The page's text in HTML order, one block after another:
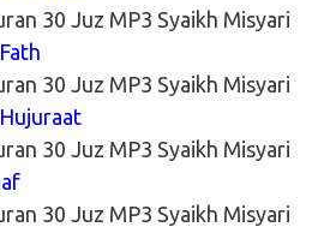
30 Juz MP3 Syaikh Misyari
30 Juz MP3 Syaikh Misyari
30 Juz MP3 Syaikh Misyari
30 Juz MP3 Syaikh Misyari